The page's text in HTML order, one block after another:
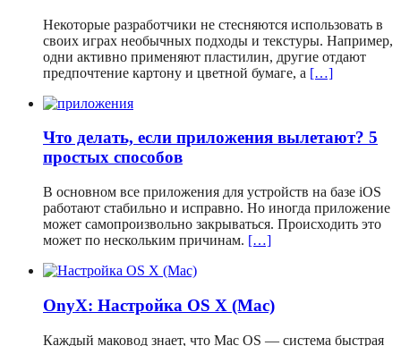
Некоторые разработчики не стесняются использовать в
своих играх необычных подходы и текстуры. Например,
одни активно применяют пластилин, другие отдают
предпочтение картону и цветной бумаге, а […]
Что делать, если приложения вылетают? 5
простых способов
В основном все приложения для устройств на базе iOS
работают стабильно и исправно. Но иногда приложение
может самопроизвольно закрываться. Происходить это
может по нескольким причинам. […]
OnyX: Настройка OS X (Mac)
Каждый маковод знает, что Mac OS — система быстрая